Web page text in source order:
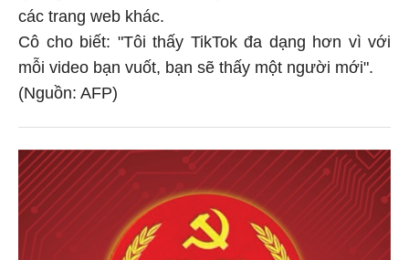
các trang web khác.
Cô cho biết: "Tôi thấy TikTok đa dạng hơn vì với
mỗi video bạn vuốt, bạn sẽ thấy một người mới".
(Nguồn: AFP)